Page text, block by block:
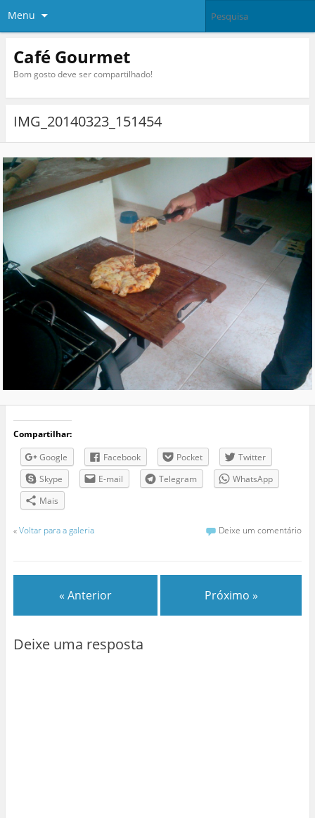
Menu
Café Gourmet
Bom gosto deve ser compartilhado!
IMG_20140323_151454
Compartilhar:
Google
Facebook Pocket
Twitter
Skype
E-mail Telegram
WhatsApp
Mais
«Voltar para a galeria Deixe um comentário
« Anterior Próximo »
Deixe uma resposta